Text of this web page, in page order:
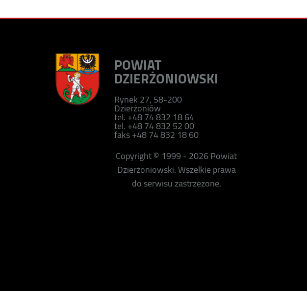
POWIAT
DZIERŻONIOWSKI
Rynek 27, 58-200
Dzierżoniów
tel. +48 74 832 18 64
tel. +48 74 832 52 00
faks +48 74 832 18 60
Copyright © 1999 - 2026 Powiat
Dzierżoniowski. Wszelkie prawa
do serwisu zastrzeżone.